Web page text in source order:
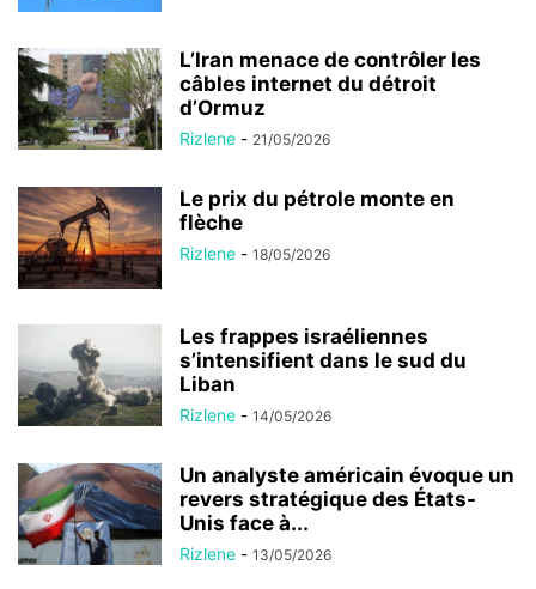
L’Iran menace de contrôler les
câbles internet du détroit
d’Ormuz
Rizlene - 21/05/2026
Le prix du pétrole monte en
flèche
Rizlene - 18/05/2026
Les frappes israéliennes
s’intensifient dans le sud du
Liban
Rizlene - 14/05/2026
Un analyste américain évoque un
revers stratégique des États-
Unis face à...
Rizlene - 13/05/2026